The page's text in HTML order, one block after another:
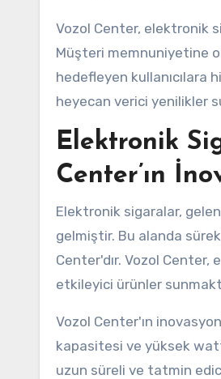
Vozol Center, elektronik
Müşteri memnuniyetine
hedefleyen
heyecan verici yenilikler
Elektronik
Center’ın
Elektronik sigaralar,
gelmiştir. Bu alanda
Center'dır. Vozol
etkileyici ürünler
Vozol Center'ın
kapasitesi ve yüksek
uzun süreli ve tatmin